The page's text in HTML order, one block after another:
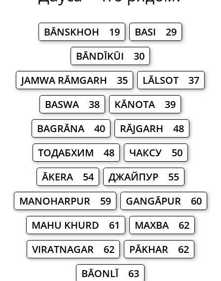
BĀNSKHOH 19
BASI 29
BĀNDĪKŪI 30
JAMWA RĀMGARH 35
LĀLSOT 37
BASWA 38
KĀNOTA 39
BAGRĀNA 40
RĀJGARH 48
ТОДАБХИМ 48
ЧАКСУ 50
ĀKERA 54
ДЖАЙПУР 55
MANOHARPUR 59
GANGĀPUR 60
MAHU KHURD 61
МАХВА 62
VIRATNAGAR 62
PĀKHAR 62
BĀONLĪ 63